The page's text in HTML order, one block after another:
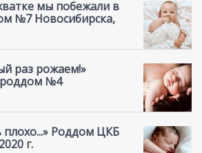
мы побежали в
№7 Новосибирска,
раз рожаем!»
роддом №4
плохо...» Роддом ЦКБ
г.